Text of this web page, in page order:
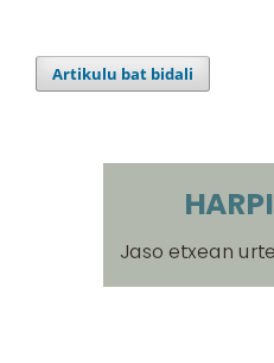
Artikulu bat bidali